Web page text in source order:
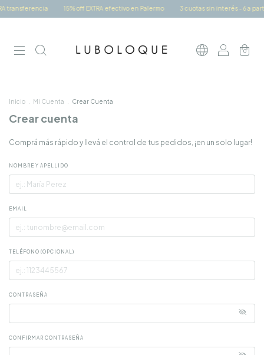
transferencia 15% off EXTRA efectivo en Palermo 3 cuotas sin interés - 6 a
0
Inicio Mi Cuenta Crear Cuenta
Crear cuenta
Comprá más rápido y llevá el control de tus pedidos, ¡en un solo lugar!
NOMBRE Y APELLIDO
EMAIL
TELÉFONO (OPCIONAL)
CONTRASEÑA
CONFIRMAR CONTRASEÑA